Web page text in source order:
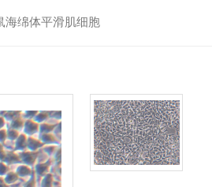
海绵体平滑肌细胞